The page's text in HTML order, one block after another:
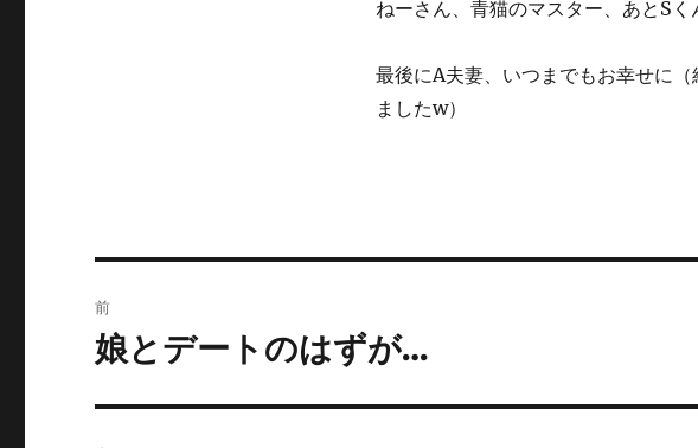
ねーさん、青猫のマスター、あとSく
最後にA夫妻、いつまでもお幸せに
ましたw）
稿
前
前
投
稿:
娘とデートのはずが…